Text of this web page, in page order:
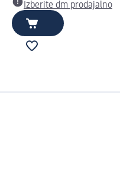
Izberite dm prodajalno